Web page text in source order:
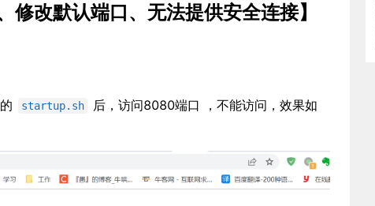
修改默认端口、无法提供安全连接】
startup.sh 后，访问8080端口 ，不能访问，效果如